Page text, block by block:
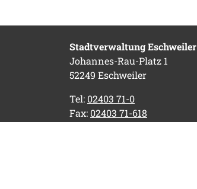
Stadtverwaltung Eschweiler
Johannes-Rau-Platz 1
52249 Eschweiler
Tel: 02403 71-0
Fax: 02403 71-618